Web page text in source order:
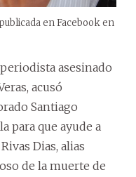
en Facebook en
asesinado
acusó
Santiago
para que ayude a
Dias, alias
de la muerte de